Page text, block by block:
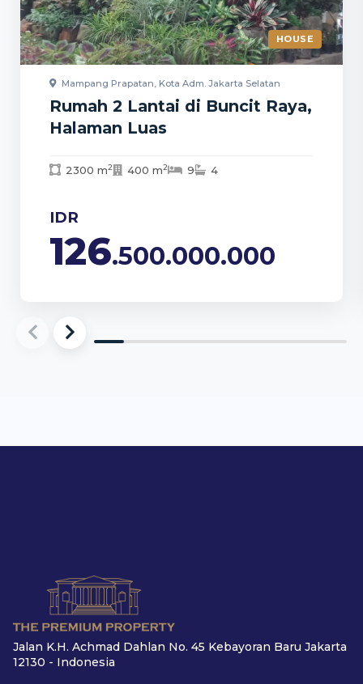
HOUSE
Mampang Prapatan, Kota Adm. Jakarta Selatan
Rumah 2 Lantai di Buncit Raya,
Halaman Luas
2300 m2 400 m2 9 4
IDR
126.500.000.000
Jalan K.H. Achmad Dahlan No. 45 Kebayoran Baru Jakarta
12130 - Indonesia